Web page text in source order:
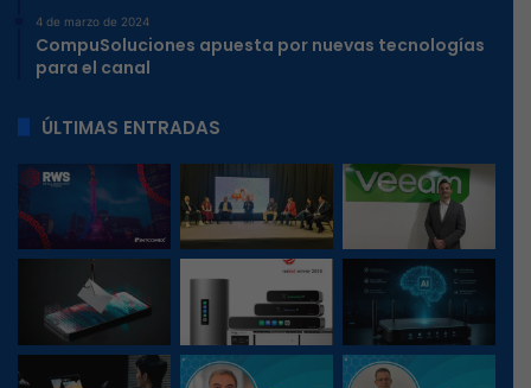
4 de marzo de 2024
CompuSoluciones apuesta por nuevas tecnologías
para el canal
ÚLTIMAS ENTRADAS